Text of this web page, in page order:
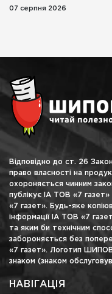
07 серпня 2026
Відповідно до ст. 26
право власності на
охороняється чинним
публікує ІА ТОВ «7
«7 газет». Будь-яке
інформації ІА ТОВ «7
та яким би технічним
забороняється без
«7 газет». Логотип
знаком (знаком
НАВІГАЦІЯ